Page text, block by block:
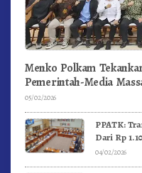
Menko Polkam
Pemerintah-Media
05/02/2026
PPATK:
Dari Rp
04/02/2026